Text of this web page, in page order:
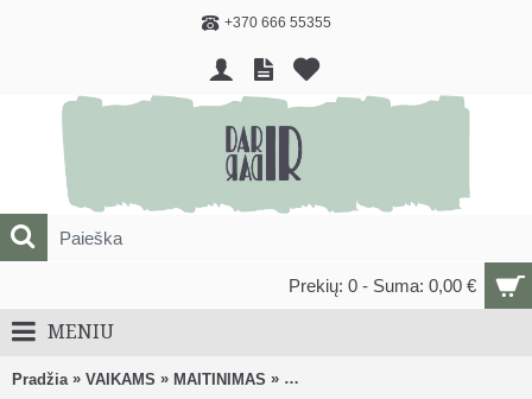
+370 666 55355
Prekių: 0 - Suma: 0,00 €
MENIU
Pradžia » VAIKAMS » MAITINIMAS » Vaikiški dubenėliai, lėkštės ir